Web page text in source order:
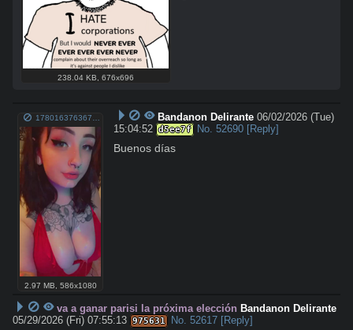
238.04 KB,676x696
2.97 MB 586x1080
Bandanon Delirante 06/02/2026 (Tue)
15:04:52 d5ee7f No. 52690 [Reply]
Buenos días
va a ganar parisi la próxima elección Bandanon Delirante
05/29/2026 (Fri) 07:55:13 975631 No. 52617 [Reply]